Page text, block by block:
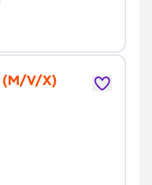
(M/V/X)